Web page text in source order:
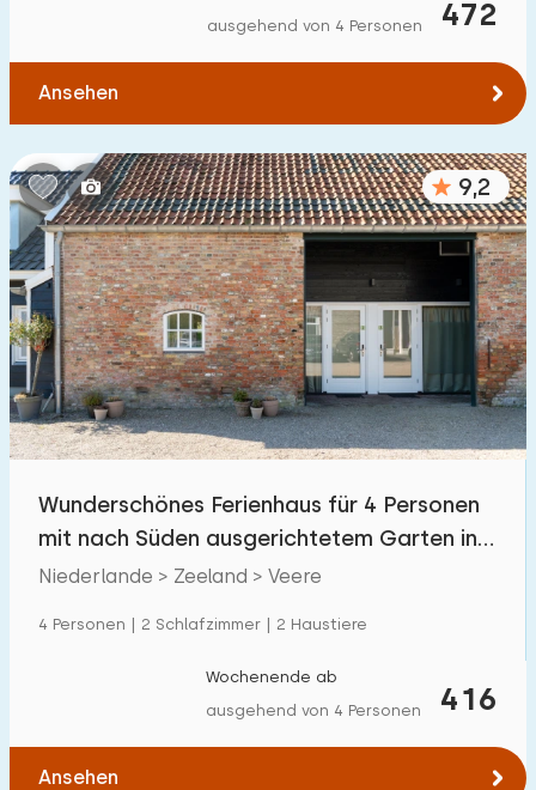
472
ausgehend von 4 Personen
Ansehen
9,2
Wunderschönes Ferienhaus für 4 Personen
mit nach Süden ausgerichtetem Garten in
Veere
Niederlande > Zeeland > Veere
4 Personen | 2 Schlafzimmer | 2 Haustiere
416
Wochenende ab
ausgehend von 4 Personen
Ansehen